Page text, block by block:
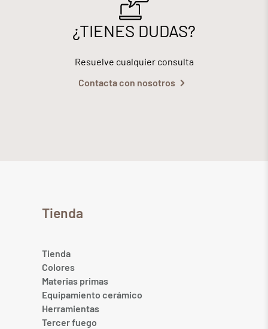
¿TIENES DUDAS?
Resuelve cualquier consulta
Contacta con nosotros
Tienda
Tienda
Colores
Materias primas
Equipamiento cerámico
Herramientas
Tercer fuego